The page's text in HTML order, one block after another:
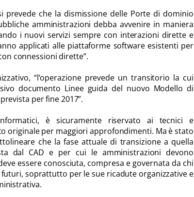
prevede che la dismissione delle Porte di dominio
amministrazioni debba avvenire in maniera
i nuovi servizi sempre con interazioni dirette e
applicati alle piattaforme software esistenti per
connessioni dirette”.
“l’operazione prevede un transitorio la cui
documento Linee guida del nuovo Modello di
per fine 2017”.
è sicuramente riservato ai tecnici e
originale per maggiori approfondimenti. Ma è stato
che la fase attuale di transizione a quella
dal CAD e per cui le amministrazioni devono
essere conosciuta, compresa e governata da chi
soprattutto per le sue ricadute organizzative e